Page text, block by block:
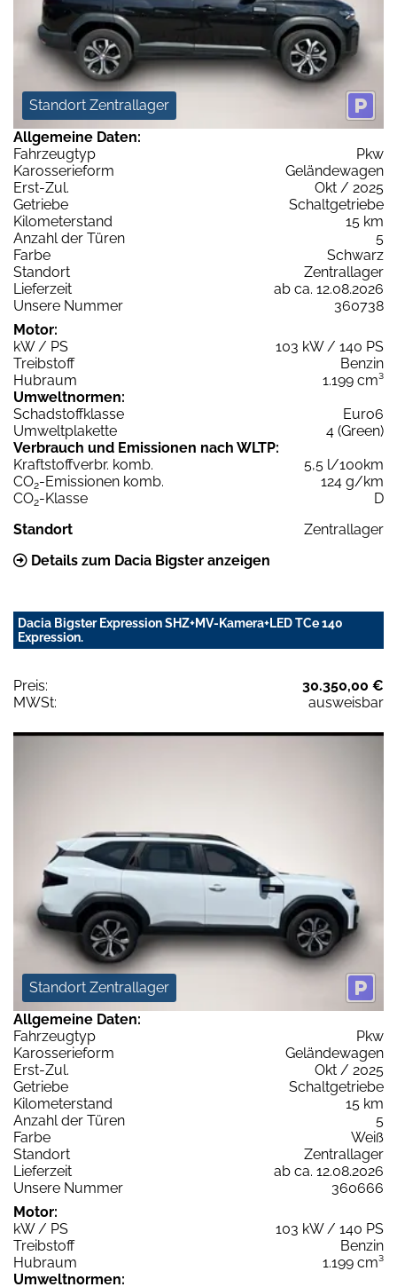
Standort Zentrallager
Allgemeine Daten:
Fahrzeugtyp
Pkw
Karosserieform
Geländewagen
Erst-Zul.
Okt / 2025
Getriebe
Schaltgetriebe
Kilometerstand
15 km
Anzahl der Türen
5
Farbe
Schwarz
Standort
Zentrallager
Lieferzeit
ab ca. 12.08.2026
Unsere Nummer
360738
Motor:
kW / PS
103 kW / 140 PS
Treibstoff
Benzin
Hubraum
1.199 cm³
Umweltnormen:
Schadstoffklasse
Euro6
Umweltplakette
4 (Green)
Verbrauch und Emissionen nach WLTP:
Kraftstoffverbr. komb.
5,5 l/100km
CO2-Emissionen komb.
124 g/km
CO2-Klasse
D
Standort
Zentrallager
Details zum Dacia Bigster anzeigen
Dacia Bigster Expression SHZ+MV-Kamera+LED TCe 140
Expression.
Preis:
30.350,00 €
MWSt:
ausweisbar
Standort Zentrallager
Allgemeine Daten:
Fahrzeugtyp
Pkw
Karosserieform
Geländewagen
Erst-Zul.
Okt / 2025
Getriebe
Schaltgetriebe
Kilometerstand
15 km
Anzahl der Türen
5
Farbe
Weiß
Standort
Zentrallager
Lieferzeit
ab ca. 12.08.2026
Unsere Nummer
360666
Motor:
kW / PS
103 kW / 140 PS
Treibstoff
Benzin
Hubraum
1.199 cm³
Umweltnormen: